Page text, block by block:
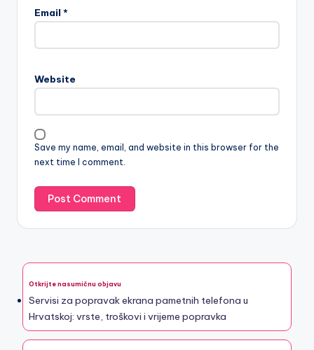
Email *
Website
Save my name, email, and website in this browser for the
next time I comment.
Otkrijte nasumičnu objavu
Servisi za popravak ekrana pametnih telefona u
Hrvatskoj: vrste, troškovi i vrijeme popravka